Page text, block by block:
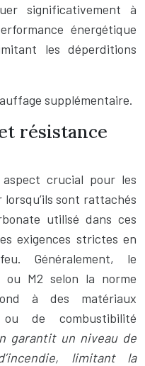
significativement à
énergétique
les déperditions
supplémentaire.
résistance
crucial pour les
sont rattachés
utilisé dans ces
exigences strictes en
Généralement, le
ou M2 selon la norme
à des matériaux
ou de combustibilité
garantit un niveau de
limitant la